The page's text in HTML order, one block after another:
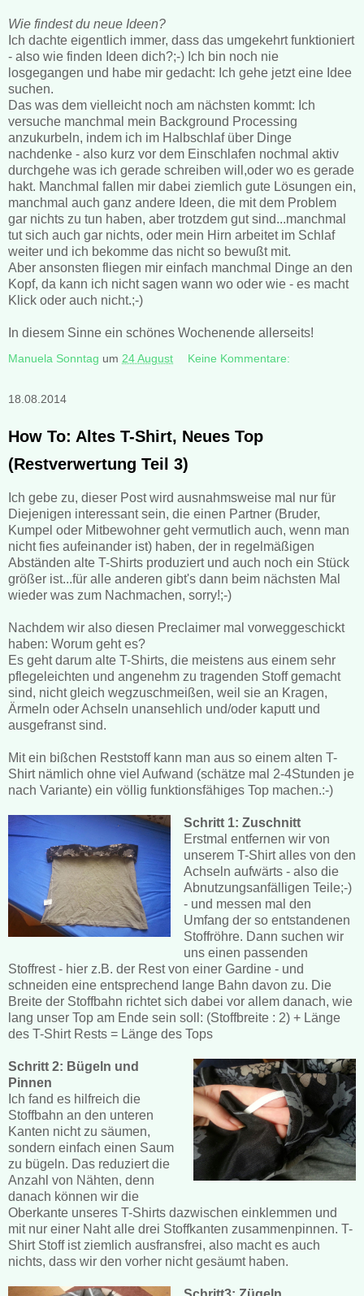
Wie findest du neue Ideen?
Ich dachte eigentlich immer, dass das umgekehrt funktioniert
- also wie finden Ideen dich?;-) Ich bin noch nie
losgegangen und habe mir gedacht: Ich gehe jetzt eine Idee
suchen.
Das was dem vielleicht noch am nächsten kommt: Ich
versuche manchmal mein Background Processing
anzukurbeln, indem ich im Halbschlaf über Dinge
nachdenke - also kurz vor dem Einschlafen nochmal aktiv
durchgehe was ich gerade schreiben will,oder wo es gerade
hakt. Manchmal fallen mir dabei ziemlich gute Lösungen ein,
manchmal auch ganz andere Ideen, die mit dem Problem
gar nichts zu tun haben, aber trotzdem gut sind...manchmal
tut sich auch gar nichts, oder mein Hirn arbeitet im Schlaf
weiter und ich bekomme das nicht so bewußt mit.
Aber ansonsten fliegen mir einfach manchmal Dinge an den
Kopf, da kann ich nicht sagen wann wo oder wie - es macht
Klick oder auch nicht.;-)
In diesem Sinne ein schönes Wochenende allerseits!
Manuela Sonntag um 24 August Keine Kommentare:
18.08.2014
How To: Altes T-Shirt, Neues Top
(Restverwertung Teil 3)
Ich gebe zu, dieser Post wird ausnahmsweise mal nur für
Diejenigen interessant sein, die einen Partner (Bruder,
Kumpel oder Mitbewohner geht vermutlich auch, wenn man
nicht fies aufeinander ist) haben, der in regelmäßigen
Abständen alte T-Shirts produziert und auch noch ein Stück
größer ist...für alle anderen gibt's dann beim nächsten Mal
wieder was zum Nachmachen, sorry!;-)
Nachdem wir also diesen Preclaimer mal vorweggeschickt
haben: Worum geht es?
Es geht darum alte T-Shirts, die meistens aus einem sehr
pflegeleichten und angenehm zu tragenden Stoff gemacht
sind, nicht gleich wegzuschmeißen, weil sie an Kragen,
Ärmeln oder Achseln unansehlich und/oder kaputt und
ausgefranst sind.
Mit ein bißchen Reststoff kann man aus so einem alten T-
Shirt nämlich ohne viel Aufwand (schätze mal 2-4Stunden je
nach Variante) ein völlig funktionsfähiges Top machen.:-)
Schritt 1: Zuschnitt
Erstmal entfernen wir von
unserem T-Shirt alles von den
Achseln aufwärts - also die
Abnutzungsanfälligen Teile;-)
- und messen mal den
Umfang der so entstandenen
Stoffröhre. Dann suchen wir
uns einen passenden
Stoffrest - hier z.B. der Rest von einer Gardine - und
schneiden eine entsprechend lange Bahn davon zu. Die
Breite der Stoffbahn richtet sich dabei vor allem danach, wie
lang unser Top am Ende sein soll: (Stoffbreite : 2) + Länge
des T-Shirt Rests = Länge des Tops
Schritt 2: Bügeln und
Pinnen
Ich fand es hilfreich die
Stoffbahn an den unteren
Kanten nicht zu säumen,
sondern einfach einen Saum
zu bügeln. Das reduziert die
Anzahl von Nähten, denn
danach können wir die
Oberkante unseres T-Shirts dazwischen einklemmen und
mit nur einer Naht alle drei Stoffkanten zusammenpinnen. T-
Shirt Stoff ist ziemlich ausfransfrei, also macht es auch
nichts, dass wir den vorher nicht gesäumt haben.